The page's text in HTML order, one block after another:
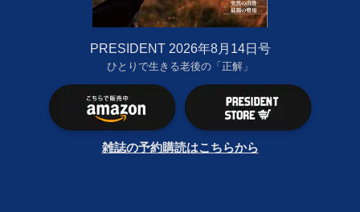
PRESIDENT 2026年8月14日号
ひとりで生きる老後の「正解」
雑誌の予約購読はこちらから